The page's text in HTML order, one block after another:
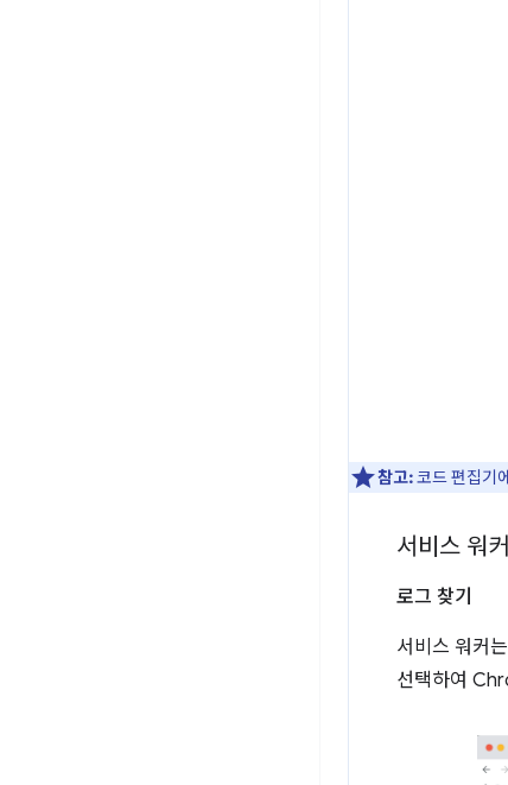
참고:코드 편집기
서비스 워
로그 찾기
서비스 워커
선택하여